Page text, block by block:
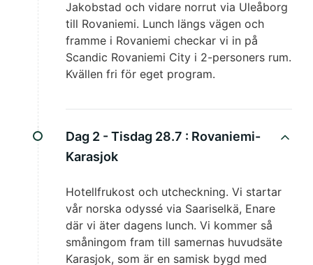
Jakobstad och vidare norrut via Uleåborg
till Rovaniemi. Lunch längs vägen och
framme i Rovaniemi checkar vi in på
Scandic Rovaniemi City i 2-personers rum.
Kvällen fri för eget program.
Dag 2 - Tisdag 28.7 : Rovaniemi-
Karasjok
Hotellfrukost och utcheckning. Vi startar
vår norska odyssé via Saariselkä, Enare
där vi äter dagens lunch. Vi kommer så
småningom fram till samernas huvudsäte
Karasjok, som är en samisk bygd med